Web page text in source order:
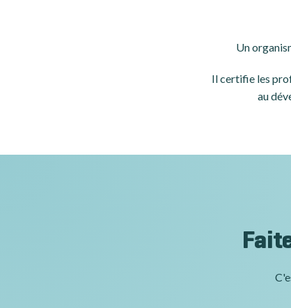
Un
Il certifie les
au